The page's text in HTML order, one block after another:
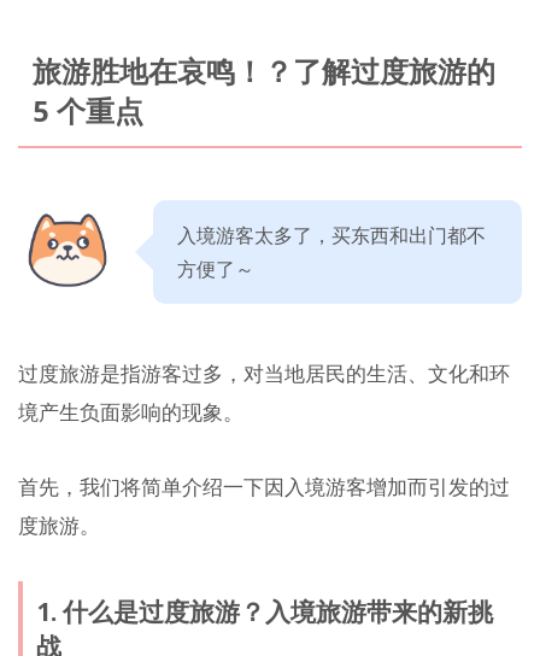
旅游胜地在哀鸣！？了解过度旅游的
5 个重点
入境游客太多了，买东西和出门都不
方便了～
过度旅游是指游客过多，对当地居民的生活、文化和环
境产生负面影响的现象。
首先，我们将简单介绍一下因入境游客增加而引发的过
度旅游。
1. 什么是过度旅游？入境旅游带来的新挑
战